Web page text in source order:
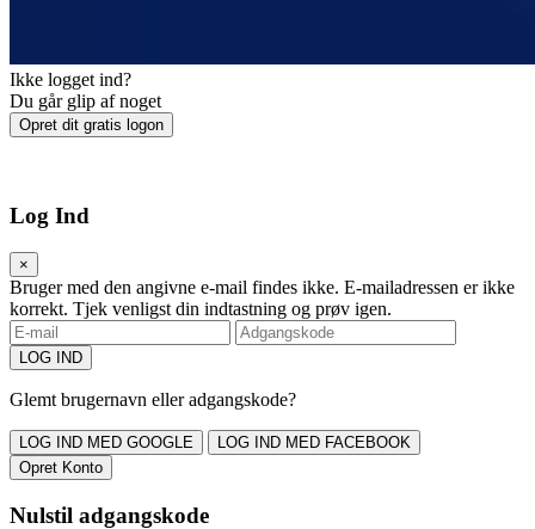
Ikke logget ind?
Du går glip af noget
Opret dit gratis logon
Log Ind
×
Bruger med den angivne e-mail findes ikke. E-mailadressen er ikke
korrekt. Tjek venligst din indtastning og prøv igen.
LOG IND
Glemt brugernavn eller adgangskode?
LOG IND MED GOOGLE
LOG IND MED FACEBOOK
Opret Konto
Nulstil adgangskode